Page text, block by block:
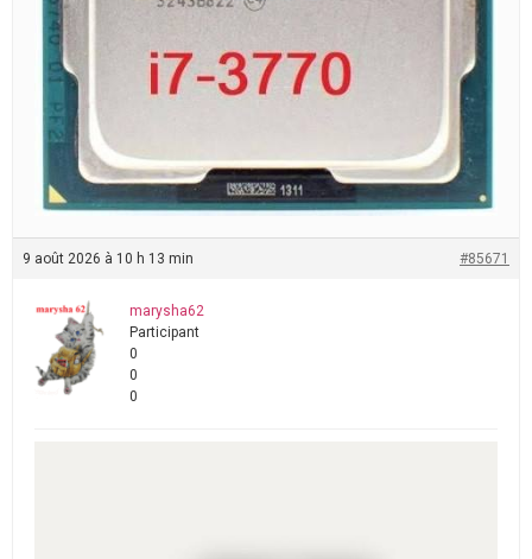
9 août 2026 à 10 h 13 min #85671
marysha62
Participant
0
0
0